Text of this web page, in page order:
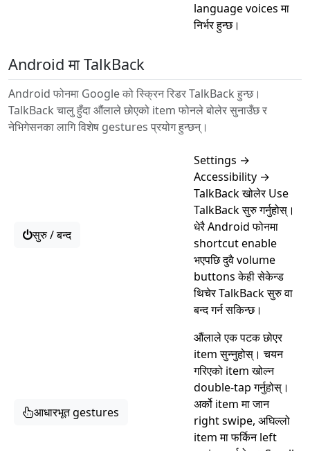
language voices मा
निर्भर हुन्छ।
Android मा TalkBack
Android फोनमा Google को स्क्रिन रिडर TalkBack हुन्छ।
TalkBack चालु हुँदा औंलाले छोएको item फोनले बोलेर सुनाउँछ र
नेभिगेसनका लागि विशेष gestures प्रयोग हुन्छन्।
सुरु / बन्द
Settings →
Accessibility →
TalkBack खोलेर Use
TalkBack सुरु गर्नुहोस्।
धेरै Android फोनमा
shortcut enable
भएपछि दुवै volume
buttons केही सेकेन्ड
थिचेर TalkBack सुरु वा
बन्द गर्न सकिन्छ।
आधारभूत gestures
औंलाले एक पटक छोएर
item सुन्नुहोस्। चयन
गरिएको item खोल्न
double-tap गर्नुहोस्।
अर्को item मा जान
right swipe, अघिल्लो
item मा फर्किन left